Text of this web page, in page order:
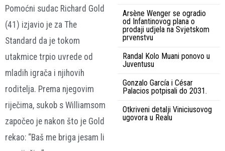
Pomoćni sudac Richard Gold
(41) izjavio je za The
Standard da je tokom
utakmice trpio uvrede od
mladih igrača i njihovih
roditelja. Prema njegovim
riječima, sukob s Williamsom
započeo je nakon što je Gold
rekao: “Baš me briga jesam li
Arsène Wenger se ogradio
od Infantinovog plana o
prodaji udjela na Svjetskom
prvenstvu
Randal Kolo Muani ponovo u
Juventusu
Gonzalo García i César
Palacios potpisali do 2031.
Otkriveni detalji Viniciusovog
ugovora u Realu